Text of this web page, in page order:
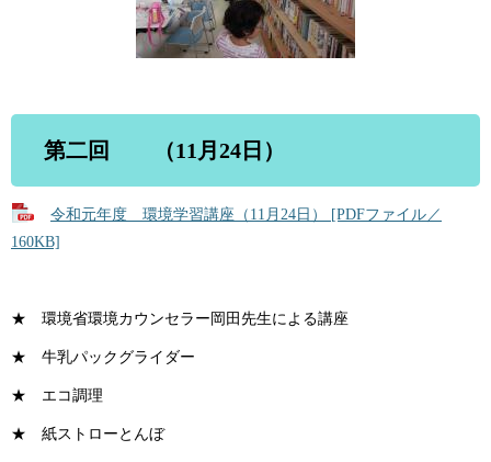
第二回 （11月24日）
令和元年度 環境学習講座（11月24日） [PDFファイル／
160KB]
★ 環境省環境カウンセラー岡田先生による講座
★ 牛乳パックグライダー
★ エコ調理
★ 紙ストローとんぼ